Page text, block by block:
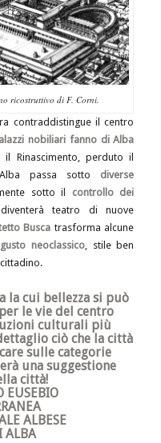
ricostruttivo di F. Corni.
contraddistingue il centro
nobiliari fanno di Alba
il Rinascimento, perduto il
passa sotto diverse
sotto il controllo dei
diventerà teatro di nuove
Busca trasforma alcune
neoclassico, stile ben
la cui bellezza si può
le vie del centro
culturali più
ciò che la città
sulle categorie
una suggestione
città!
EUSEBIO
ALBESE
ALBA